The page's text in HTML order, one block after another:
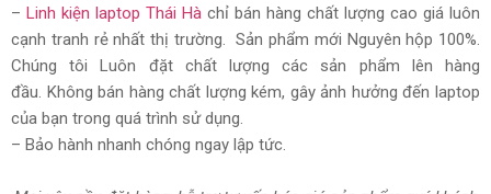
– Linh kiện laptop Thái Hà chỉ bán hàng chất lượng cao giá luôn
cạnh tranh rẻ nhất thị trường. Sản phẩm mới Nguyên hộp 100%.
Chúng tôi Luôn đặt chất lượng các sản phẩm lên hàng
đầu. Không bán hàng chất lượng kém, gây ảnh hưởng đến laptop
của bạn trong quá trình sử dụng.
– Bảo hành nhanh chóng ngay lập tức.